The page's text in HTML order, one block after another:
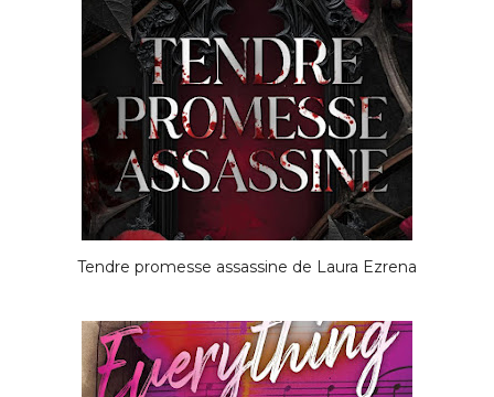
Tendre promesse assassine de Laura Ezrena